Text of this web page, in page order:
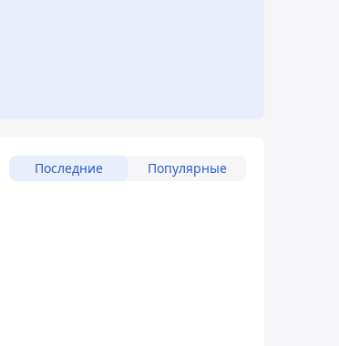
Последние Популярные